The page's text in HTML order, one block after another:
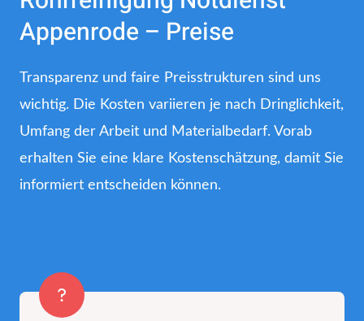
Appenrode – Preise
Transparenz und faire Preisstrukturen sind uns
wichtig. Die Kosten variieren je nach Dringlichkeit,
Umfang der Arbeit und Materialbedarf. Vorab
erhalten Sie eine klare Kostenschätzung, damit Sie
informiert entscheiden können.